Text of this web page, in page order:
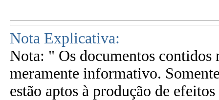
Nota Explicativa:
Nota: " Os documentos contidos
meramente informativo.
estão aptos à produção de